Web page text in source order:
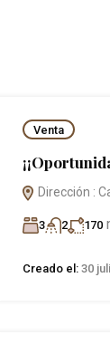
Venta
Dirección :
3 2 170
Creado el: 30